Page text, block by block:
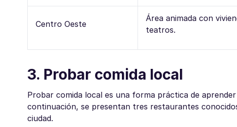
Centro Oeste
Área animada con
teatros.
3. Probar comida local
Probar comida local es una forma práctica de
continuación, se presentan tres restaurantes
ciudad.